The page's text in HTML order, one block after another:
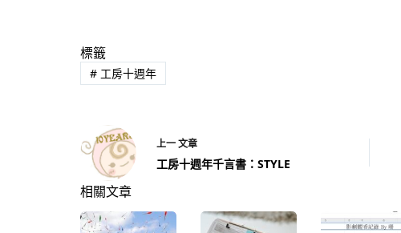
標籤
#工房十週年
上一文章
工房十週年千言書：STYLE
相關文章